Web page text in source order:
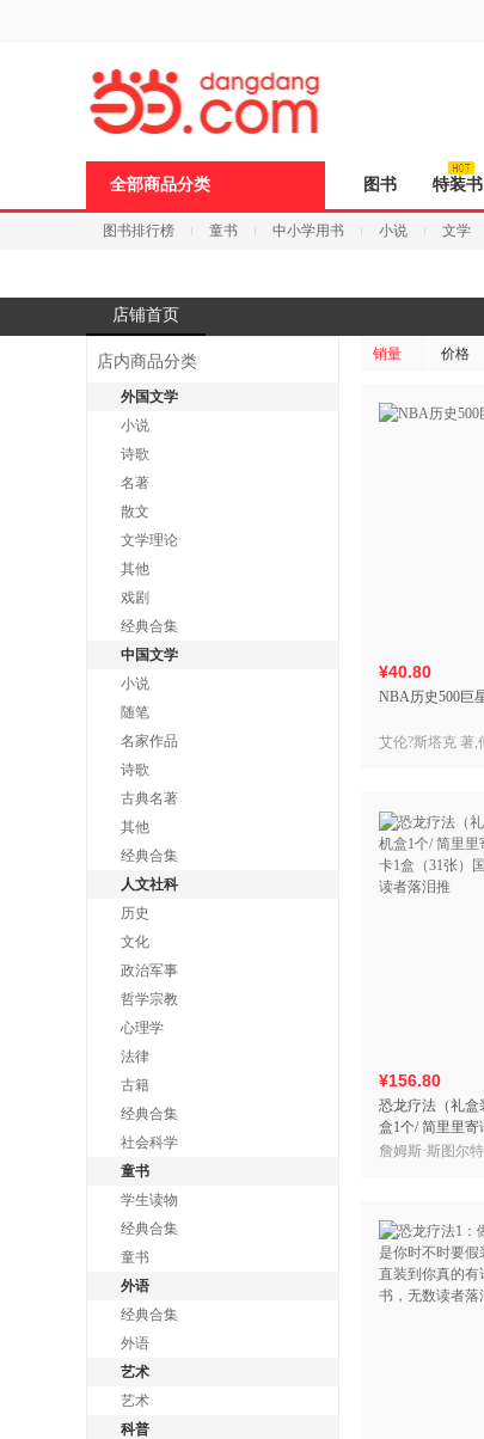
全部商品分类 图书 特装书
图书排行榜 童书 中小学用书 小说 文学
店铺首页
店内商品分类
外国文学
小说
诗歌
名著
散文
文学理论
其他
戏剧
经典合集
中国文学
小说
随笔
名家作品
诗歌
古典名著
其他
经典合集
人文社科
历史
文化
政治军事
哲学宗教
心理学
法律
古籍
经典合集
社会科学
童书
学生读物
经典合集
童书
外语
经典合集
外语
艺术
艺术
科普
销量 价格
¥40.80
NBA历史500巨
艾伦?斯塔克 著,
¥156.80
恐龙疗法（礼盒
盒1个/ 简里里寄
盒（31张）国际
詹姆斯·斯图尔
页
浪